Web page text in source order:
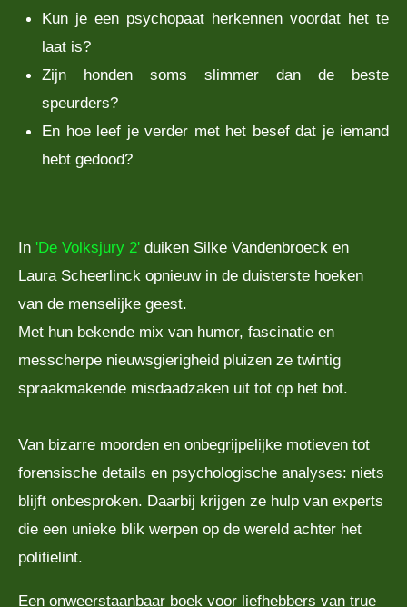
Kun je een psychopaat herkennen voordat het te
laat is?
Zijn honden soms slimmer dan de beste
speurders?
En hoe leef je verder met het besef dat je iemand
hebt gedood?
In 'De Volksjury 2' duiken Silke Vandenbroeck en
Laura Scheerlinck opnieuw in de duisterste hoeken
van de menselijke geest.
Met hun bekende mix van humor, fascinatie en
messcherpe nieuwsgierigheid pluizen ze twintig
spraakmakende misdaadzaken uit tot op het bot.
Van bizarre moorden en onbegrijpelijke motieven tot
forensische details en psychologische analyses: niets
blijft onbesproken. Daarbij krijgen ze hulp van experts
die een unieke blik werpen op de wereld achter het
politielint.
Een onweerstaanbaar boek voor liefhebbers van true